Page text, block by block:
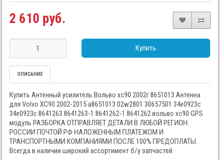
2 610 руб.
Купить
ОПИСАНИЕ
Купить Антенный усилитель Вольво хс90 2002г 8651013 Антенна
для Volvo XC90 2002-2015 a8651013 02w2801 30657501 34e0923c
34е0923с 8641263 8641263-1 8641262-1 8641262 вольво xc90 GPS
модуль РАЗБОРКА ОТПРАВЛЯЕТ ДЕТАЛИ В ЛЮБОЙ РЕГИОН
РОССИИ ПОЧТОЙ РФ НАЛОЖЕННЫМ ПЛАТЕЖОМ И
ТРАНСПОРТНЫМИ КОМПАНИЯМИ ПОСЛЕ 100% ПРЕДОПЛАТЫ.
Всегда в наличии широкий ассортимент б/у запчастей.